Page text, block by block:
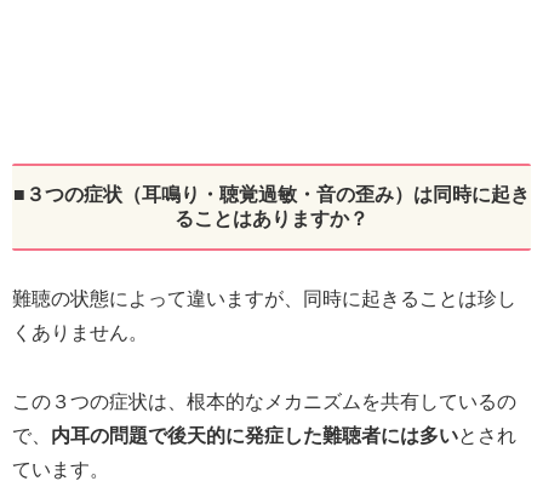
■３つの症状（耳鳴り・聴覚過敏・音の歪み）は同時に起き
ることはありますか？
難聴の状態によって違いますが、同時に起きることは珍し
くありません。
この３つの症状は、根本的なメカニズムを共有しているの
で、 内耳の問題で後天的に発症した難聴者には多いとされ
ています。